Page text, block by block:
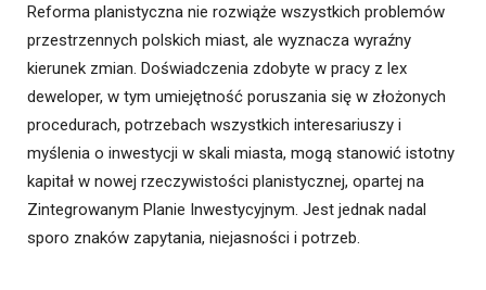
Reforma planistyczna nie rozwiąże wszystkich problemów
przestrzennych polskich miast, ale wyznacza wyraźny
kierunek zmian. Doświadczenia zdobyte w pracy z lex
deweloper, w tym umiejętność poruszania się w złożonych
procedurach, potrzebach wszystkich interesariuszy i
myślenia o inwestycji w skali miasta, mogą stanowić istotny
kapitał w nowej rzeczywistości planistycznej, opartej na
Zintegrowanym Planie Inwestycyjnym. Jest jednak nadal
sporo znaków zapytania, niejasności i potrzeb.